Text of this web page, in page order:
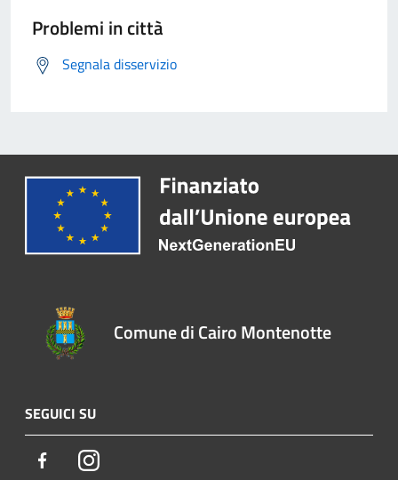
Problemi in città
Segnala disservizio
Comune di Cairo Montenotte
SEGUICI SU
FacebookInstagram